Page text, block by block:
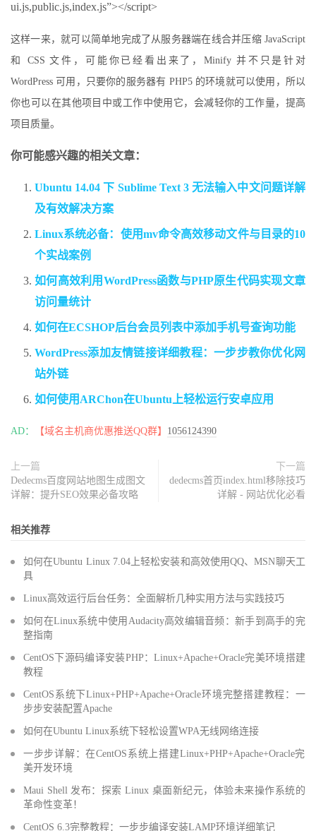
ui.js,public.js,index.js”></script>
这样一来，就可以简单地完成了从服务器端在线合并压缩 JavaScript
和 CSS 文件，可能你已经看出来了，Minify 并不只是针对
WordPress 可用，只要你的服务器有 PHP5 的环境就可以使用，所以
你也可以在其他项目中或工作中使用它，会减轻你的工作量，提高
项目质量。
你可能感兴趣的相关文章：
Ubuntu 14.04 下 Sublime Text 3 无法输入中文问题详解
及有效解决方案
Linux系统必备：使用mv命令高效移动文件与目录的10
个实战案例
如何高效利用WordPress函数与PHP原生代码实现文章
访问量统计
如何在ECSHOP后台会员列表中添加手机号查询功能
WordPress添加友情链接详细教程：一步步教你优化网
站外链
如何使用ARChon在Ubuntu上轻松运行安卓应用
AD： 【域名主机商优惠推送QQ群】 1056124390
上一篇
Dedecms百度网站地图生成图文
详解：提升SEO效果必备攻略
下一篇
dedecms首页index.html移除技巧
详解 - 网站优化必看
相关推荐
如何在Ubuntu Linux 7.04上轻松安装和高效使用QQ、MSN聊天工
具
Linux高效运行后台任务：全面解析几种实用方法与实践技巧
如何在Linux系统中使用Audacity高效编辑音频：新手到高手的完
整指南
CentOS下源码编译安装PHP：Linux+Apache+Oracle完美环境搭建
教程
CentOS系统下Linux+PHP+Apache+Oracle环境完整搭建教程：一
步步安装配置Apache
如何在Ubuntu Linux系统下轻松设置WPA无线网络连接
一步步详解：在CentOS系统上搭建Linux+PHP+Apache+Oracle完
美开发环境
Maui Shell 发布：探索 Linux 桌面新纪元，体验未来操作系统的
革命性变革！
CentOS 6.3完整教程：一步步编译安装LAMP环境详细笔记